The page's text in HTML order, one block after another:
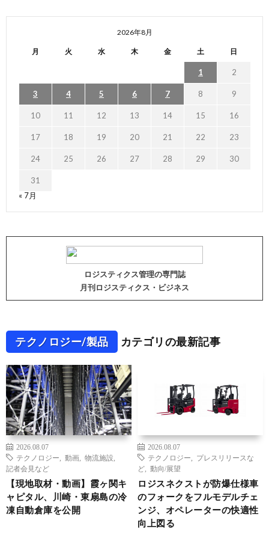
2026年8月
月 火 水 木 金 土 日
1 2
3 4 5 6 7 8 9
10 11 12 13 14 15 16
17 18 19 20 21 22 23
24 25 26 27 28 29 30
31
« 7月
ロジスティクス管理の専門誌
月刊ロジスティクス・ビジネス
テクノロジー/製品 カテゴリの最新記事
2026.08.07
テクノロジー
動画 物流施設
記者会見など
【現地取材・動画】霞ヶ関キ
ャピタル、川崎・東扇島の冷
凍自動倉庫を公開
2026.08.07
テクノロジー
プレスリリースな
ど
動向/展望
ロジスネクストが防爆仕様車
のフォークをフルモデルチェ
ンジ、オペレーターの快適性
向上図る